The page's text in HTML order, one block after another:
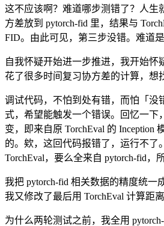
这不应该啊？难道哪步测错了？人生
方差放到 pytorch-fid 里，结果与
FID。由此可见，第三步没错。难道
自我怀疑开始进一步推进，我开始怀
花了很多时间复习协方差的计算，想
调试代码，不怕到处有错，而怕「没
式，希望能触发一个错误。回忆一下
变，即来自原 TorchEval 的
的。欸，这回代码报错了，运行不了
TorchEval，要么全来自 pytorch-fid
我把 pytorch-fid 相关数据的精度统一
我又修改了最后用 TorchEval 计算距
为什么两轮测试之前，我全用